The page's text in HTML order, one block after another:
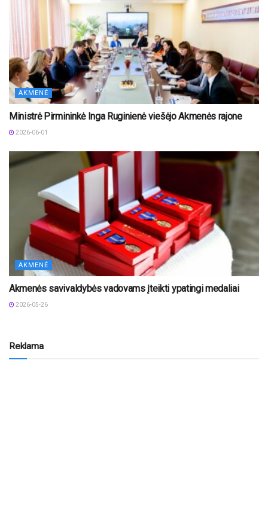
AKMENĖ
Ministrė Pirmininkė Inga Ruginienė viešėjo Akmenės rajone
2026-06-01
AKMENĖ
Akmenės savivaldybės vadovams įteikti ypatingi medaliai
2026-05-26
Reklama